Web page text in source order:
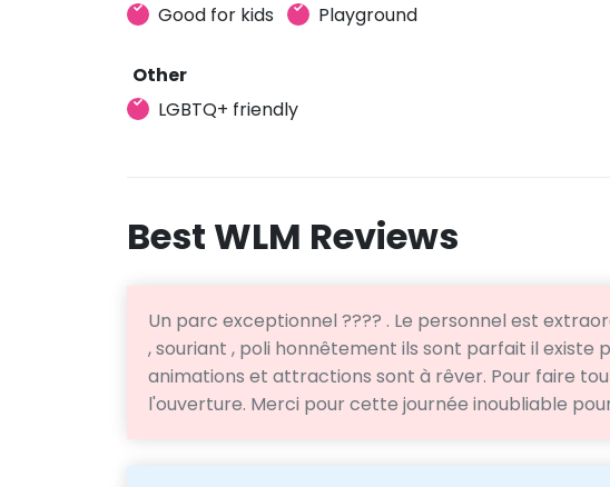
Good for kids
Playground
Other
LGBTQ+ friendly
Best WLM Reviews
Un parc exceptionnel ???? . Le personnel est
, souriant , poli honnêtement ils sont parfait il existe
animations et attractions sont à rêver. Pour faire
l'ouverture. Merci pour cette journée inoubliable